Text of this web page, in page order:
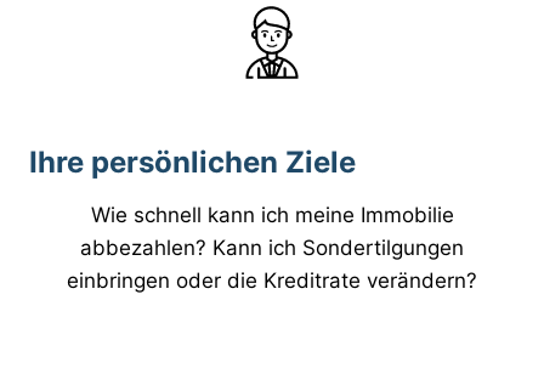
Ihre persönlichen Ziele
Wie schnell kann ich meine Immobilie
abbezahlen? Kann ich Sondertilgungen
einbringen oder die Kreditrate verändern?